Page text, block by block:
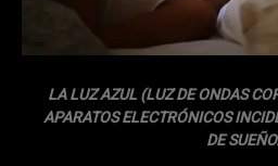
LA LUZ AZUL (LUZ DE ONDAS
APARATOS ELECTRÓNICOS
DE